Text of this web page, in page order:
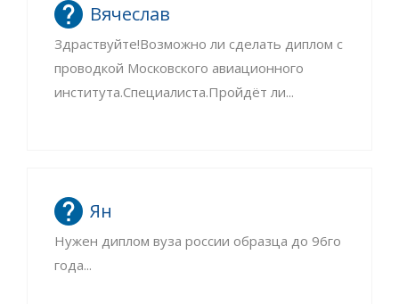
Вячеслав
Здраствуйте!Возможно ли сделать диплом с
проводкой Московского авиационного
института.Специалиста.Пройдёт ли...
Ян
Нужен диплом вуза россии образца до 96го
года...